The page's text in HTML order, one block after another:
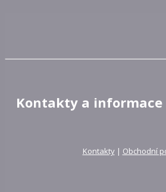
Kontakty a
Kontakty| Obchodní